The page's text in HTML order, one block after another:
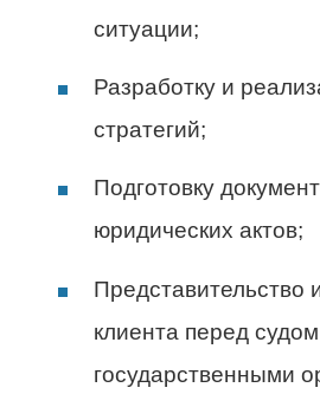
ситуации;
Разработку и
стратегий;
Подготовку
юридических актов;
Представительство
клиента перед
государственными